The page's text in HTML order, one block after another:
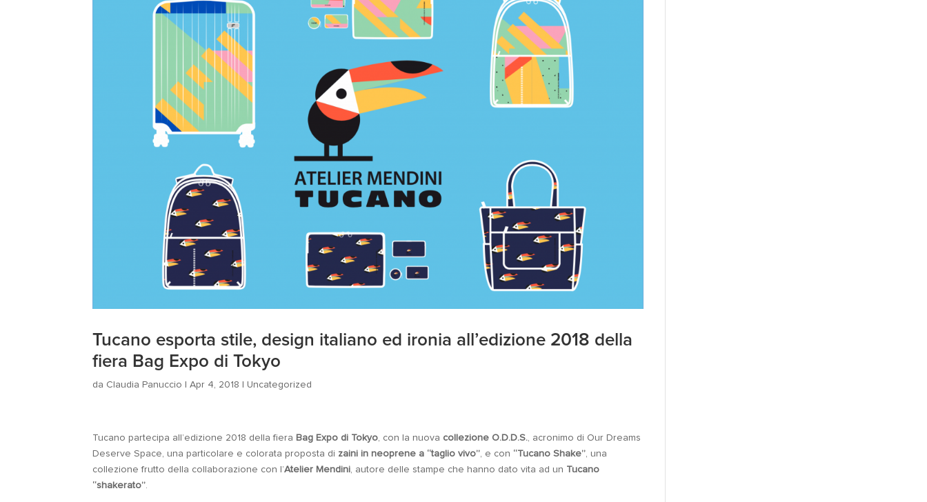
Tucano esporta stile, design italiano ed ironia all’edizione 2018 della
fiera Bag Expo di Tokyo
da Claudia Panuccio |Apr 4, 2018 Uncategorized
Tucano partecipa all’edizione 2018 della fiera Bag Expo di Tokyo, con la nuova collezione O.D.D.S., acronimo di Our Dreams
Deserve Space, una particolare e colorata proposta di zaini in neoprene a “taglio vivo”, e con “Tucano Shake”, una
collezione frutto della collaborazione con l’Atelier Mendini, autore delle stampe che hanno dato vita ad un Tucano
“shakerato”.